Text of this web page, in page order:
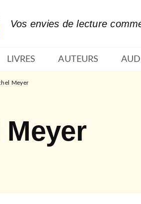
Vos envies de lecture
LIVRES AUTEURS
Meyer